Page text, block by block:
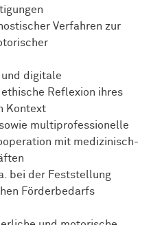
Verfahren zur
und digitale
Reflexion ihres
Kontext
multiprofessionelle
mit medizinisch-
bei der Feststellung
Förderbedarfs